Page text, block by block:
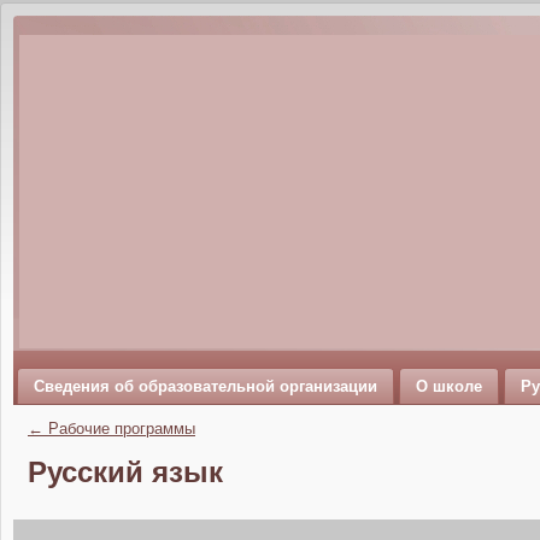
Сведения об образовательной организации О школе
← Рабочие программы
Русский язык